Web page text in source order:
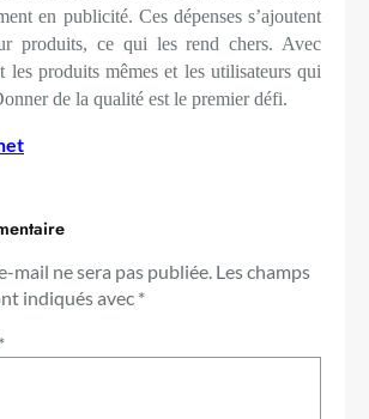
en publicité. Ces dépenses s’ajoutent
produits, ce qui les rend chers. Avec
les produits mêmes et les utilisateurs qui
de la qualité est le premier défi.
mail ne sera pas publiée. Les champs
indiqués avec *
*